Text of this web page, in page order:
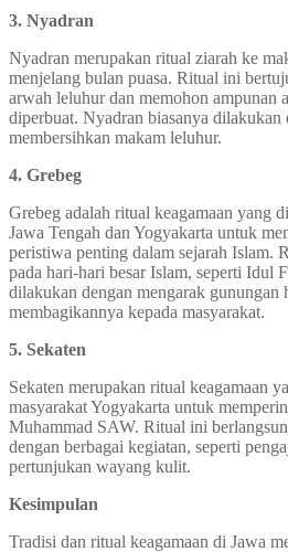
3. Nyadran
Nyadran merupakan ritual ziarah ke
menjelang bulan puasa. Ritual ini
arwah leluhur dan memohon ampunan
diperbuat. Nyadran biasanya dilakukan
membersihkan makam leluhur.
4. Grebeg
Grebeg adalah ritual keagamaan yang
Jawa Tengah dan Yogyakarta untuk
peristiwa penting dalam sejarah Islam.
pada hari-hari besar Islam, seperti Idul
dilakukan dengan mengarak gunungan
membagikannya kepada masyarakat.
5. Sekaten
Sekaten merupakan ritual keagamaan
masyarakat Yogyakarta untuk
Muhammad SAW. Ritual ini
dengan berbagai kegiatan, seperti
pertunjukan wayang kulit.
Kesimpulan
Tradisi dan ritual keagamaan di Jawa